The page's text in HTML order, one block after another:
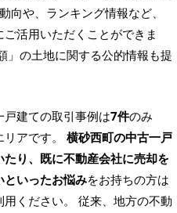
向や、ランキング情報など、
活用いただくことができま
」の土地に関する公的情報も提
建ての取引事例は7件のみ
アです。 横砂西町の中古一戸
り、既に不動産会社に売却を
といったお悩みをお持ちの方は
用ください。 従来、地方の不動